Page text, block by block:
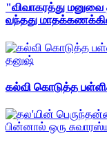
"விவாகரத்து மனுவை
வந்தது
கல்வி கொடுத்த